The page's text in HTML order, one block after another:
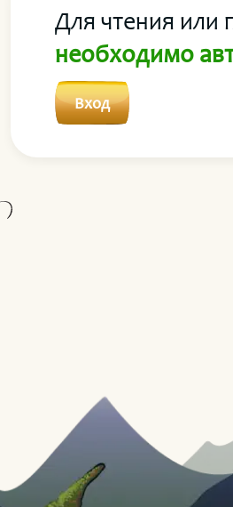
Для чтения или
необходимо
Вход